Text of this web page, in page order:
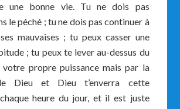
une bonne vie. Tu ne dois pas
le péché ; tu ne dois pas continuer à
mauvaises ; tu peux casser une
; tu peux te lever au-dessus du
votre propre puissance mais par la
Dieu et Dieu t’enverra cette
heure du jour, et il est juste